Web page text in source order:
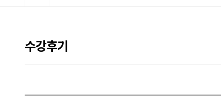
뉴
수강후기